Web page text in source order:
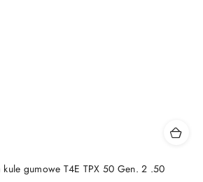
kule gumowe T4E TPX 50 Gen. 2 .50